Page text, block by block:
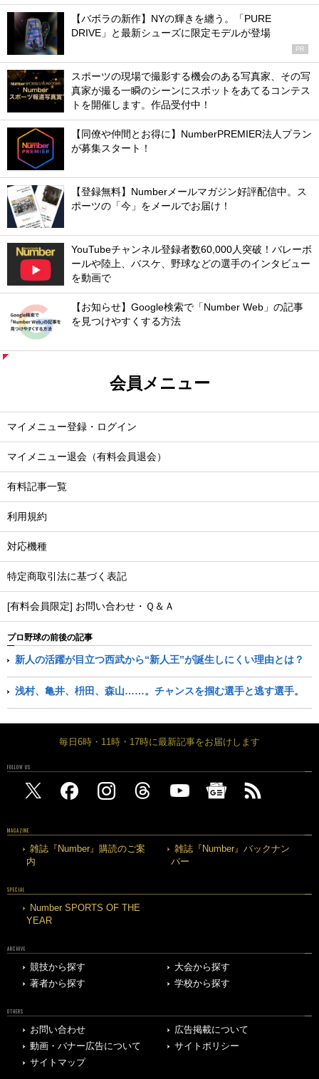
【バボラの新作】NYの輝きを纏う。「PURE
DRIVE」と最新シューズに限定モデルが登場
PR
スポーツの現場で撮影する機会のある写真家、その写
真家が撮る一瞬のシーンにスポットをあてるコンテス
トを開催します。作品受付中！
【同僚や仲間とお得に】NumberPREMIER法人プラン
が募集スタート！
【登録無料】Numberメールマガジン好評配信中。ス
ポーツの「今」をメールでお届け！
YouTubeチャンネル登録者数60,000人突破！バレーボ
ールや陸上、バスケ、野球などの選手のインタビュー
を動画で
【お知らせ】Google検索で「Number Web」の記事
を見つけやすくする方法
会員メニュー
マイメニュー登録・ログイン
マイメニュー退会（有料会員退会）
有料記事一覧
利用規約
対応機種
特定商取引法に基づく表記
[有料会員限定] お問い合わせ・Ｑ＆Ａ
プロ野球の前後の記事
新人の活躍が目立つ西武から“新人王”が誕生しにくい理由とは？
浅村、亀井、枡田、森山……。チャンスを掴む選手と逃す選手。
毎日6時・11時・17時に最新記事をお届けします
FOLLOW US
MAGAZINE
雑誌『Number』購読のご案
内
雑誌『Number』バックナン
バー
SPECIAL
Number SPORTS OF THE
YEAR
ARCHIVE
競技から探す
大会から探す
著者から探す
学校から探す
OTHERS
お問い合わせ
広告掲載について
動画・バナー広告について
サイトポリシー
サイトマップ